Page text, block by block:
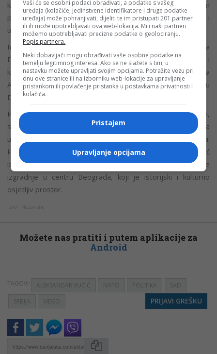
kulturnog dobra i brzo sprovođenje zakona po hitnom
postupku, prema njima, smanjuje transparentnost i
uklanjanje javne kontrole nad projektom.
Investiciju vodi Affinity Global Development, kompanija
Džareda Kušnera, u saradnji sa Trump Organization i
kompanijom Eagle Hills, u vlasništvu Mohameda Alija
Alabbara, investitora poznatog po luksuznim projektima u
Dubaiju i „Beogradu na vodi“.
Projekat uključuje izgradnju luksuznog hotela Tramp,
stambenog kompleksa sa 1.500 jedinica i muzeja, sa
ukupnom bruto površinom od 30.000 kvadratnih metara.
Preliminarni planovi predviđaju najmanje dva solitera, što već
izaziva kritike urbanista i građana zbog prevelike gustine
izgradnje u centru Beograda, koji je istorijski i kulturno
osjetljiv prostor.
Možete nas pratiti i putem aplikacije za
Android
TAGOVI: ALEKSANDAR VUČIĆ NATO POLITIKA
SAD
SRBIJA
VIDEO PRIJAVI GREŠKU
Vaši će se osobni podaci obrađivati, a podatke s vašeg
uređaja (kolačiće, jedinstvene identifikatore i druge podatke
uređaja) može pohranjivati, dijeliti te im pristupati 201 partner
ili ih može upotrebljavati ova web-lokacija. Mi i naši partneri
možemo upotrebljavati precizne podatke o geolociranju.
Popis partnera.
Neki dobavljači mogu obrađivati vaše osobne podatke na
temelju legitimnog interesa. Ako se ne slažete s tim, u
nastavku možete upravljati svojim opcijama. Potražite vezu pri
dnu ove stranice ili na izborniku web-lokacije za upravljanje
pristankom ili povlačenje pristanka u postavkama privatnosti i
kolačića.
Pristajem
Upravljanje opcijama